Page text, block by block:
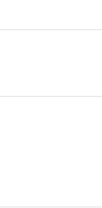
les